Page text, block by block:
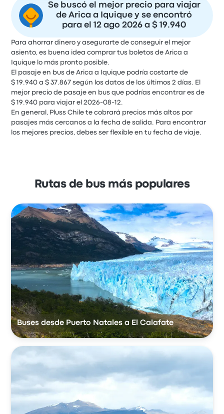
Se buscó el mejor precio para viajar
de Arica a Iquique y se encontró
para el 12 ago 2026 a $ 19.940
Para ahorrar dinero y asegurarte de conseguir el mejor
asiento, es buena idea comprar tus boletos de Arica a
Iquique lo más pronto posible.
El pasaje en bus de Arica a Iquique podría costarte de
$ 19.940 a $ 37.867 según los datos de los últimos 2 días. El
mejor precio de pasaje en bus que podrías encontrar es de
$ 19.940 para viajar el 2026-08-12.
En general, Pluss Chile te cobrará precios más altos por
pasajes más cercanos a la fecha de salida. Para encontrar
los mejores precios, debes ser flexible en tu fecha de viaje.
Rutas de bus más populares
Buses desde Puerto Natales a El Calafate